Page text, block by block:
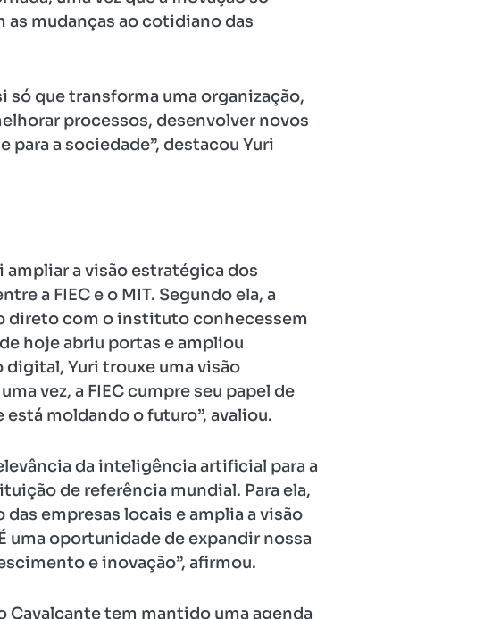
mudanças ao cotidiano das
só que transforma uma organização,
processos, desenvolver novos
a sociedade”, destacou Yuri
a visão estratégica dos
a FIEC e o MIT. Segundo ela, a
direto com o instituto conhecessem
hoje abriu portas e ampliou
Yuri trouxe uma visão
vez, a FIEC cumpre seu papel de
moldando o futuro”, avaliou.
da inteligência artificial para a
de referência mundial. Para ela,
empresas locais e amplia a visão
uma oportunidade de expandir nossa
e inovação”, afirmou.
Cavalcante tem mantido uma agenda